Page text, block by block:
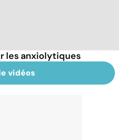
les anxiolytiques
vidéos